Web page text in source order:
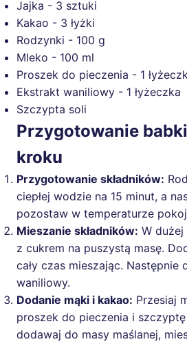
Jajka - 3 sztuki
Kakao - 3 łyżki
Rodzynki - 100 g
Mleko - 100 ml
Proszek do pieczenia - 1
Ekstrakt waniliowy - 1 łyżeczka
Szczypta soli
Przygotowanie
kroku
Przygotowanie składników:
ciepłej wodzie na 15 minut, a
pozostaw w temperaturze
Mieszanie składników: W dużej
z cukrem na puszystą masę.
cały czas mieszając. Następnie
waniliowy.
Dodanie mąki i kakao: Przesiaj
proszek do pieczenia i
dodawaj do masy maślanej,